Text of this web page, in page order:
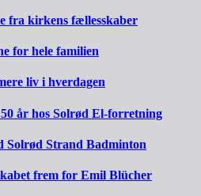
fra kirkens fællesskaber
for hele familien
liv i hverdagen
år hos Solrød El-forretning
Solrød Strand Badminton
frem for Emil Blücher